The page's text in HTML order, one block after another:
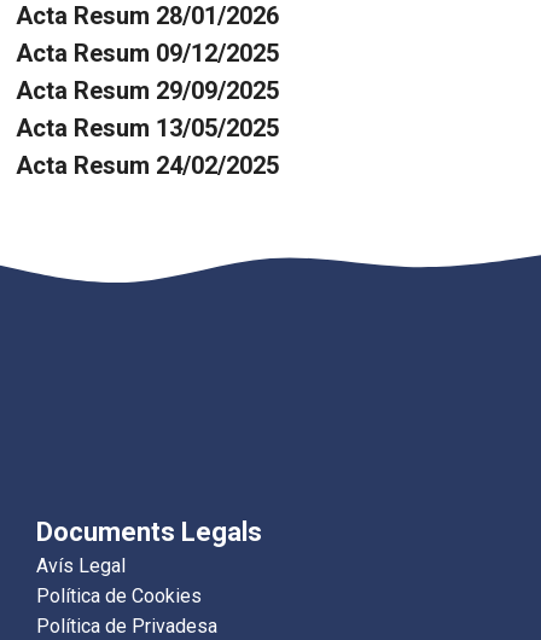
Acta Resum 28/01/2026
Acta Resum 09/12/2025
Acta Resum 29/09/2025
Acta Resum 13/05/2025
Acta Resum 24/02/2025
Documents Legals
Avís Legal
Política de Cookies
Política de Privadesa